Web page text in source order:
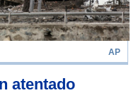
AP
atentado